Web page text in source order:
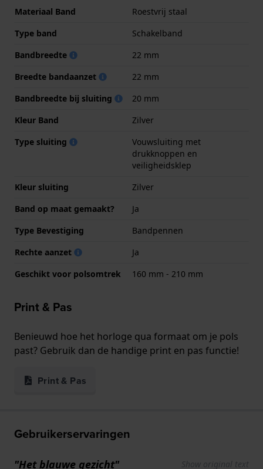
Materiaal Band
Roestvrij staal
Type band
Schakelband
Bandbreedte
22 mm
Breedte bandaanzet
22 mm
Bandbreedte bij sluiting
20 mm
Kleur Band
Zilver
Type sluiting
Vouwsluiting met
drukknoppen en
veiligheidsklep
Kleur sluiting
Zilver
Band op maat gemaakt?
Ja
Type Bevestiging
Bandpennen
Rechte aanzet
Ja
Geschikt voor polsomtrek
160 mm - 210 mm
Print & Pas
Benieuwd hoe het horloge qua formaat om je pols
past? Gebruik dan de handige print en pas functie!
Print & Pas
Gebruikerservaringen
"Het blauwe gezicht" Show original text